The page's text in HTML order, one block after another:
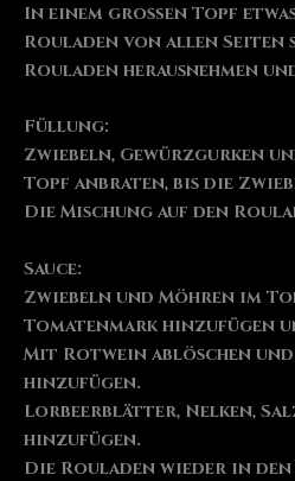
In einem großen Topf
Rouladen von allen Seiten
Rouladen herausnehmen
Füllung:
Zwiebeln, Gewürzgurken
Topf anbraten, bis die
Die Mischung auf den
Sauce:
Zwiebeln und Möhren im
Tomatenmark hinzufügen
Mit Rotwein ablöschen
hinzufügen.
Lorbeerblätter, Nelken,
hinzufügen.
Die Rouladen wieder in den